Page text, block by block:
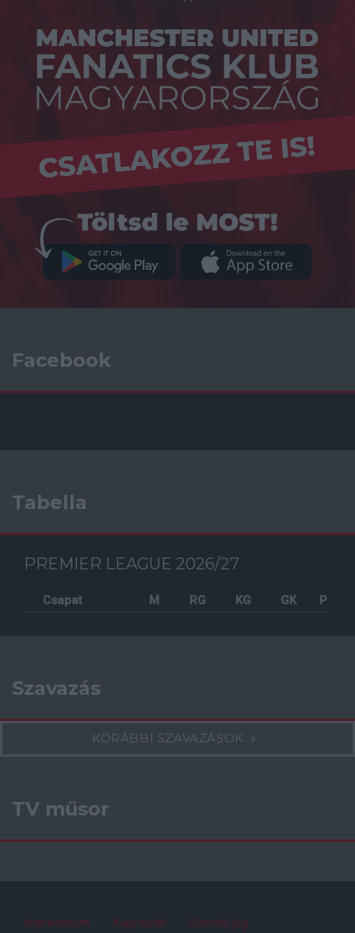
Facebook
Tabella
PREMIER LEAGUE 2026/27
Csapat M RG KG GK P
Szavazás
KORÁBBI SZAVAZÁSOK
TV műsor
Impresszum Kapcsolat Szerzői jog